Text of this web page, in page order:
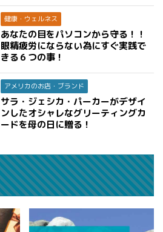
健康・ウェルネス
あなたの目をパソコンから守る！！
眼精疲労にならない為にすぐ実践で
きる６つの事！
アメリカのお店・ブランド
サラ・ジェシカ・パーカーがデザイ
ンしたオシャレなグリーティングカ
ードを母の日に贈る！